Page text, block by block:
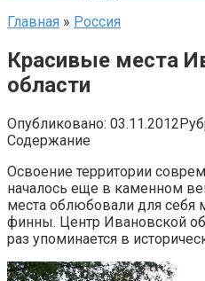
Главная » Россия
Красивые места
области
Опубликовано: 03.11.2012
Содержание
Освоение территории
началось еще в каменном
места облюбовали для себя
финны. Центр Ивановской
раз упоминается в